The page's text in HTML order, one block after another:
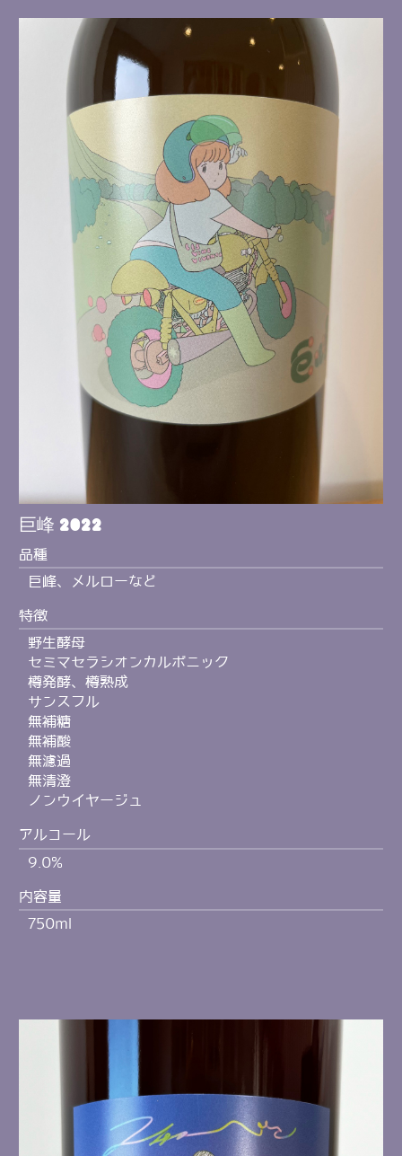
巨峰 2022
品種
巨峰、メルローなど
特徴
野生酵母
セミマセラシオンカルボニック
樽発酵、樽熟成
サンスフル
無補糖
無補酸
無濾過
無清澄
ノンウイヤージュ
アルコール
9.0%
内容量
750ml